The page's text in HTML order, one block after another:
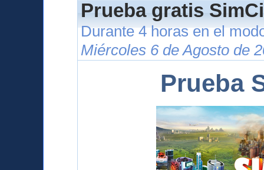
Prueba gratis
Durante 4 horas en el
Miércoles 6 de Agosto de
Prueba